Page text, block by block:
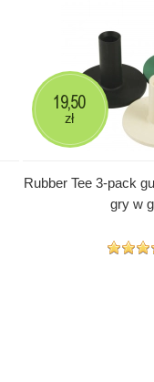
Rubber Tee 3-pack
gry w
19,50
zł